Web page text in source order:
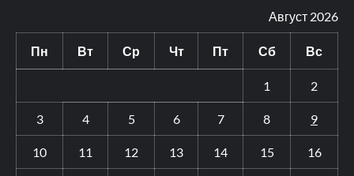
Август 2026
Пн Вт Ср Чт Пт Сб Вс
1 2
3 4 5 6 7 8 9
10 11 12 13 14 15 16